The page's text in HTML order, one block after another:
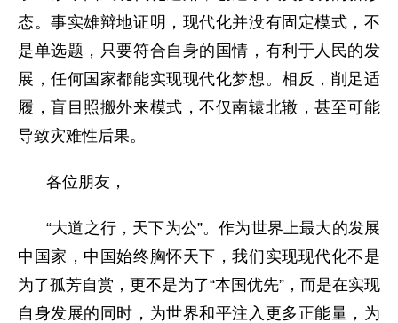
态。事实雄辩地证明，现代化并没有固定模式，不
是单选题，只要符合自身的国情，有利于人民的发
展，任何国家都能实现现代化梦想。相反，削足适
履，盲目照搬外来模式，不仅南辕北辙，甚至可能
导致灾难性后果。
各位朋友，
“大道之行，天下为公”。作为世界上最大的发展
中国家，中国始终胸怀天下，我们实现现代化不是
为了孤芳自赏，更不是为了“本国优先”，而是在实现
自身发展的同时，为世界和平注入更多正能量，为